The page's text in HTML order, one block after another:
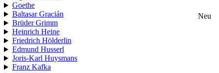
Goethe
Baltasar Gracián
Neu
Brüder Grimm
Heinrich Heine
Friedrich Hölderlin
Edmund Husserl
Joris-Karl Huysmans
Franz Kafka